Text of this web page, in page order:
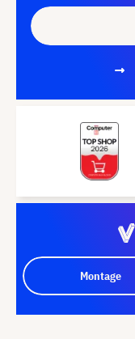
Montage